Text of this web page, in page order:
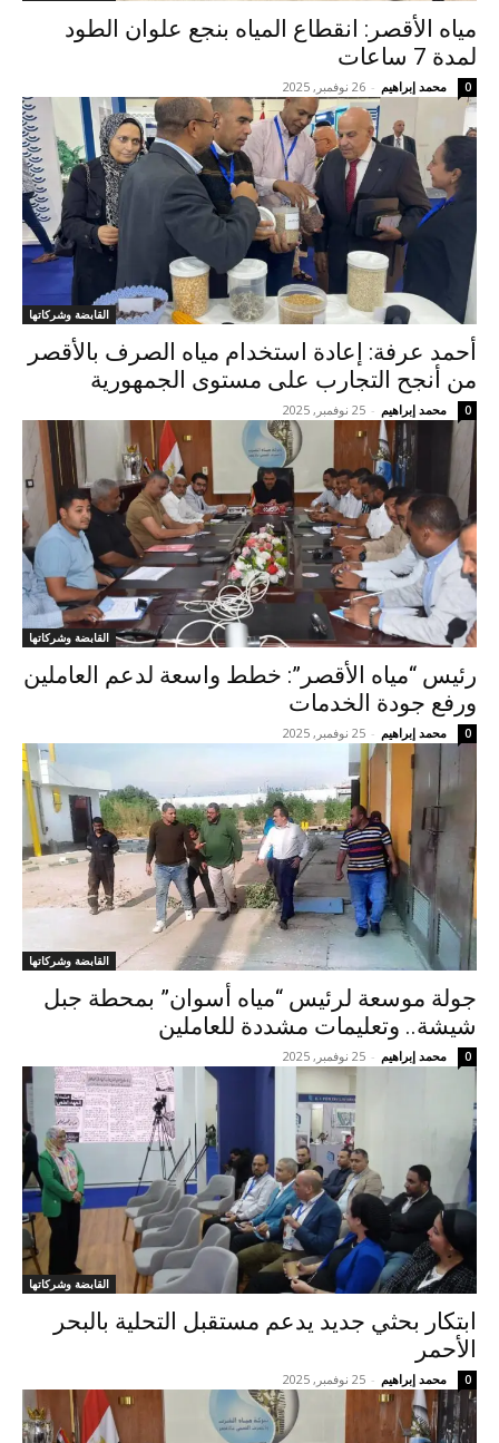
مياه الأقصر: انقطاع المياه بنجع علوان الطود
لمدة 7 ساعات
محمد إبراهيم - 26 نوفمبر, 2025 0
القابضة وشركاتها
أحمد عرفة: إعادة استخدام مياه الصرف بالأقصر
من أنجح التجارب على مستوى الجمهورية
محمد إبراهيم - 25 نوفمبر, 2025 0
القابضة وشركاتها
رئيس “مياه الأقصر”: خطط واسعة لدعم العاملين
ورفع جودة الخدمات
محمد إبراهيم - 25 نوفمبر, 2025 0
القابضة وشركاتها
جولة موسعة لرئيس “مياه أسوان” بمحطة جبل
شيشة.. وتعليمات مشددة للعاملين
محمد إبراهيم - 25 نوفمبر, 2025 0
القابضة وشركاتها
ابتكار بحثي جديد يدعم مستقبل التحلية بالبحر
الأحمر
محمد إبراهيم - 25 نوفمبر, 2025 0